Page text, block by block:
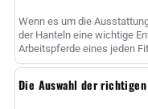
Wenn es um die
der Hanteln eine wichtige
Arbeitspferde eines jeden
Rolle ......